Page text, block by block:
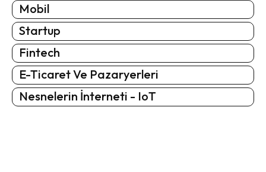
Mobil
Startup
Fintech
E-Ticaret Ve Pazaryerleri
Nesnelerin İnterneti - IoT